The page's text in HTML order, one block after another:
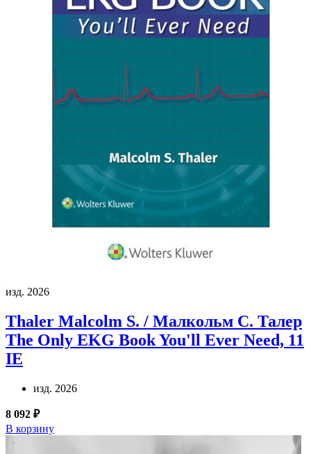
изд. 2026
Thaler Malcolm S. / Малкольм С. Талер
The Only EKG Book You'll Ever Need, 11
IE
изд. 2026
8 092 ₽
В корзину